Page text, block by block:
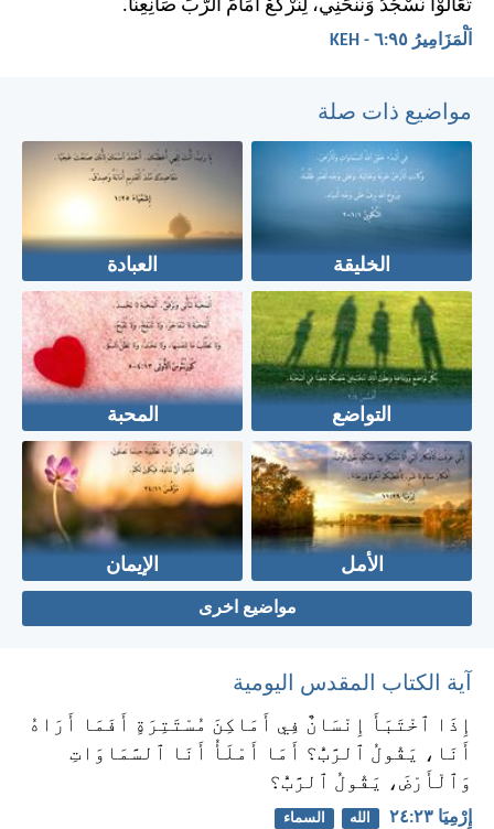
تَعَالَوْا نَسْجُدُ وَنَنْحَنِي، لِنَرْكَعْ أَمَامَ الرَّبِّ صَانِعِنَا.
اَلْمَزَامِيرُ ٩٥:‏٦ - KEH
مواضيع ذات صلة
الخليقة العبادة
التواضع المحبة
الأمل الإيمان
مواضيع اخرى
آية الكتاب المقدس اليومية
إِذَا ٱخْتَبَأَ إِنْسَانٌ فِي أَمَاكِنَ مُسْتَتِرَةٍ أَفَمَا أَرَاهُ
أَنَا، يَقُولُ ٱلرَّبُّ؟ أَمَا أَمْلَأُ أَنَا ٱلسَّمَاوَاتِ
وَٱلْأَرْضَ، يَقُولُ ٱلرَّبُّ؟
إِرْمِيَا ٢٣:‏٢٤ الله السماء